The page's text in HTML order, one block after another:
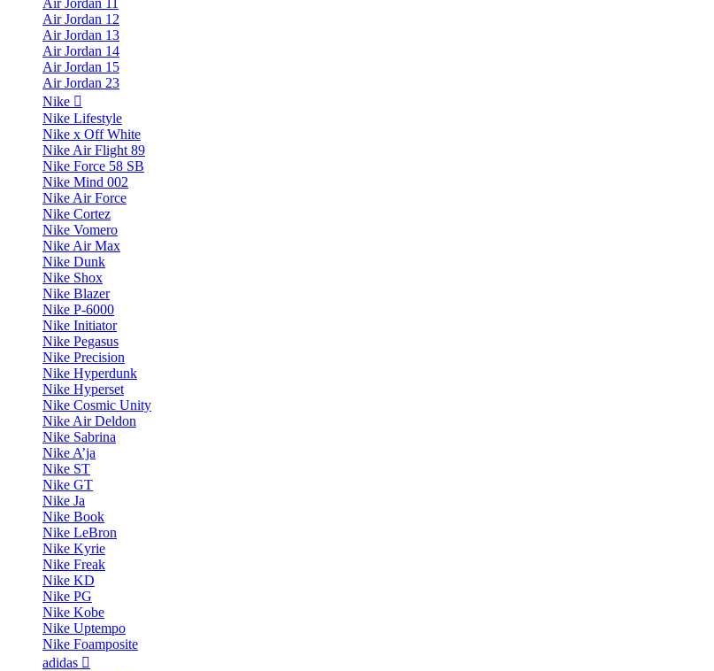
Air Jordan 11
Air Jordan 12
Air Jordan 13
Air Jordan 14
Air Jordan 15
Air Jordan 23
Nike
Nike Lifestyle
Nike x Off White
Nike Air Flight 89
Nike Force 58 SB
Nike Mind 002
Nike Air Force
Nike Cortez
Nike Vomero
Nike Air Max
Nike Dunk
Nike Shox
Nike Blazer
Nike P-6000
Nike Initiator
Nike Pegasus
Nike Precision
Nike Hyperdunk
Nike Hyperset
Nike Cosmic Unity
Nike Air Deldon
Nike Sabrina
Nike A’ja
Nike ST
Nike GT
Nike Ja
Nike Book
Nike LeBron
Nike Kyrie
Nike Freak
Nike KD
Nike PG
Nike Kobe
Nike Uptempo
Nike Foamposite
adidas